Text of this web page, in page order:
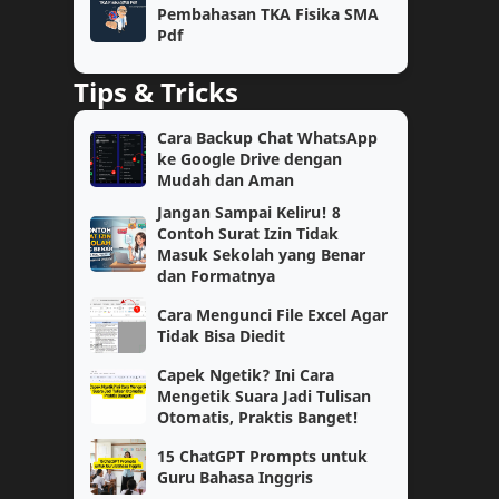
Kelas 6 SAT
Kimia OSN
Akuntansi Bahasa Indonesia
Cerita Reflektif Motivasi
PAUD SAS
TK/PAUD Tutorial
Biologi Pembahasan
Lomba Siswa
Materi Pelajaran PPG Daljab
Pembahasan TKA Fisika SMA
Pdf
Tips & Tricks
Cara Backup Chat WhatsApp
ke Google Drive dengan
Mudah dan Aman
Jangan Sampai Keliru! 8
Contoh Surat Izin Tidak
Masuk Sekolah yang Benar
dan Formatnya
Cara Mengunci File Excel Agar
Tidak Bisa Diedit
Capek Ngetik? Ini Cara
Mengetik Suara Jadi Tulisan
Otomatis, Praktis Banget!
15 ChatGPT Prompts untuk
Guru Bahasa Inggris